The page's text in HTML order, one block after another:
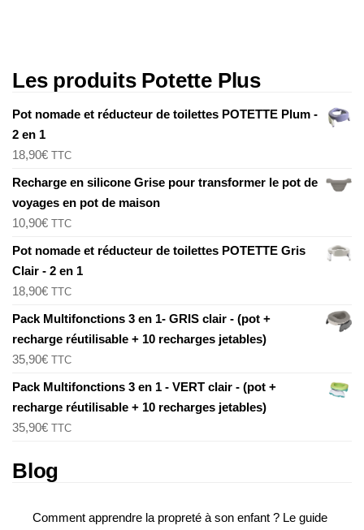
Les produits Potette Plus
Pot nomade et réducteur de toilettes POTETTE Plum -
2 en 1
18,90€ TTC
Recharge en silicone Grise pour transformer le pot de
voyages en pot de maison
10,90€ TTC
Pot nomade et réducteur de toilettes POTETTE Gris
Clair - 2 en 1
18,90€ TTC
Pack Multifonctions 3 en 1- GRIS clair - (pot +
recharge réutilisable + 10 recharges jetables)
35,90€ TTC
Pack Multifonctions 3 en 1 - VERT clair - (pot +
recharge réutilisable + 10 recharges jetables)
35,90€ TTC
Blog
Comment apprendre la propreté à son enfant ? Le guide